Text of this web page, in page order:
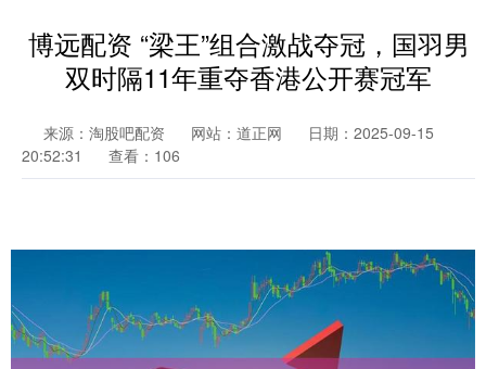
博远配资 “梁王”组合激战夺冠，国羽男
双时隔11年重夺香港公开赛冠军
来源：淘股吧配资 网站：道正网
日期：2025-09-15
20:52:31
查看：106